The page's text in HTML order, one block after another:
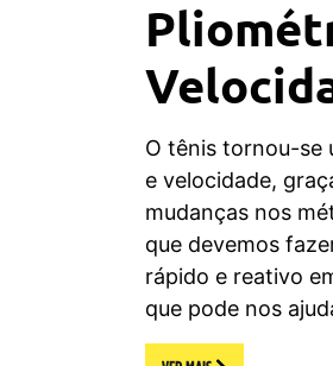
O tênis tornou-se
e velocidade,
mudanças nos
que devemos
rápido e reativo
que pode nos